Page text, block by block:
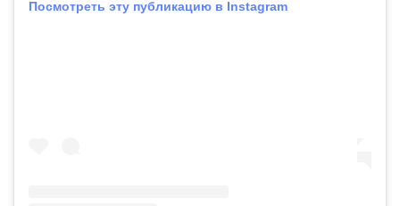
Посмотреть эту публикацию в Instagram